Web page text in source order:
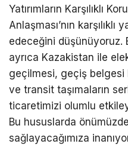
Yatırımların Karşılıklı
Anlaşması’nın karşılıklı
edeceğini düşünüyoruz.
ayrıca Kazakistan ile
geçilmesi, geçiş belgesi
ve transit taşımaların
ticaretimizi olumlu
Bu hususlarda
sağlayacağımıza